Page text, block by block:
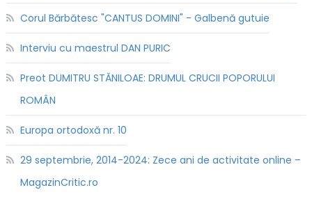
Corul Bărbătesc "CANTUS DOMINI" - Galbenă gutuie
Interviu cu maestrul DAN PURIC
Preot DUMITRU STĂNILOAE: DRUMUL CRUCII POPORULUI
ROMÂN
Europa ortodoxă nr. 10
29 septembrie, 2014-2024: Zece ani de activitate online –
MagazinCritic.ro